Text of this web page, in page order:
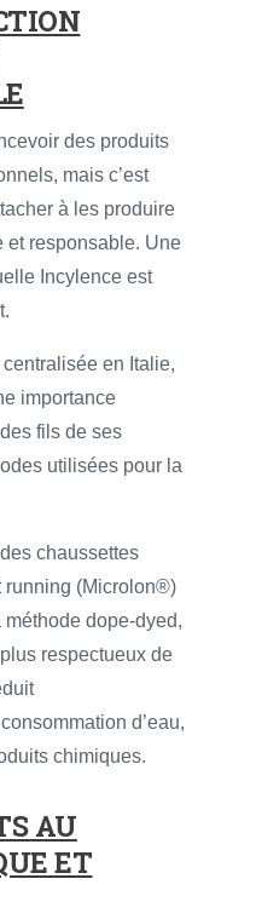
des produits
mais c’est
à les produire
et responsable. Une
Incylence est
en Italie,
importance
fils de ses
utilisées pour la
chaussettes
running (Microlon®)
dope-dyed,
respectueux de
d’eau,
chimiques.
AU
ET